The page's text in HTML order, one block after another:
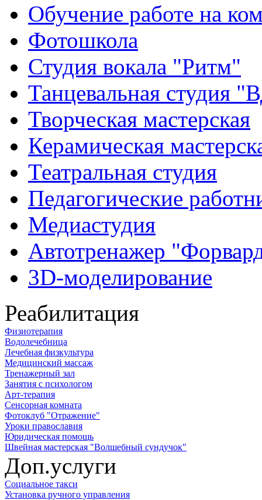
Обучение работе на
Фотошкола
Студия вокала "Ритм"
Танцевальная студия
Творческая мастерская
Керамическая
Театральная студия
Педагогические
Медиастудия
Автотренажер
3D-моделирование
Реабилитация
Физиотерапия
Водолечебница
Лечебная физкультура
Медицинский массаж
Тренажерный зал
Занятия с психологом
Арт-терапия
Сенсорная комната
Фотоклуб "Отражение"
Уроки православия
Юридическая помощь
Швейная мастерская "Волшебный сундучок"
Доп.услуги
Социальное такси
Установка ручного управления